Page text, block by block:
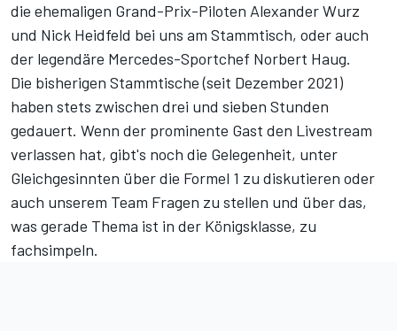
die ehemaligen Grand-Prix-Piloten Alexander Wurz
und Nick Heidfeld bei uns am Stammtisch, oder auch
der legendäre Mercedes-Sportchef Norbert Haug.
Die bisherigen Stammtische (seit Dezember 2021)
haben stets zwischen drei und sieben Stunden
gedauert. Wenn der prominente Gast den Livestream
verlassen hat, gibt's noch die Gelegenheit, unter
Gleichgesinnten über die Formel 1 zu diskutieren oder
auch unserem Team Fragen zu stellen und über das,
was gerade Thema ist in der Königsklasse, zu
fachsimpeln.